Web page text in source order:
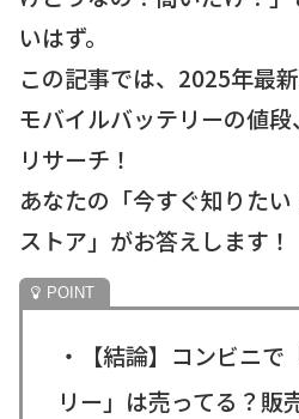
いはず。
この記事では、2025年最
モバイルバッテリーの値
リサーチ！
あなたの「今すぐ知りた
ストア」がお答えします！
・【結論】コンビニで
リー」は売ってる？販